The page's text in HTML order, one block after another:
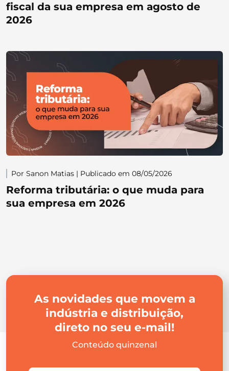
fiscal da sua empresa em agosto de
2026
Por Sanon Matias | Publicado em 08/05/2026
Reforma tributária: o que muda para
sua empresa em 2026
As novidades que movem a
indústria e distribuição,
direto no seu e-mail!
Conteúdo quinzenal